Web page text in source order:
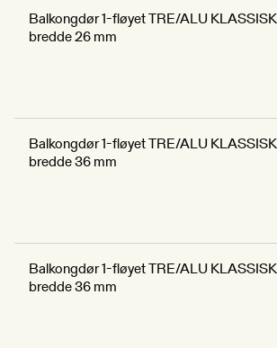
Balkongdør 1-fløyet TRE/ALU
bredde 26 mm
Balkongdør 1-fløyet TRE/ALU
bredde 36 mm
Balkongdør 1-fløyet TRE/ALU
bredde 36 mm